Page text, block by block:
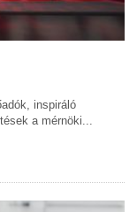
inspiráló
a mérnöki...